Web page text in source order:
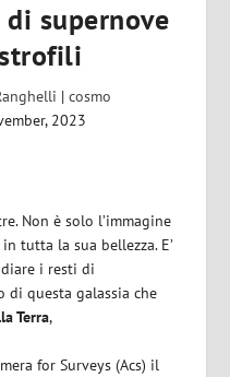
supernove
| cosmo
2023
Non è solo l’immagine
in tutta la sua bellezza. E’
i resti di
di questa galassia che
Terra,
for Surveys (Acs) il